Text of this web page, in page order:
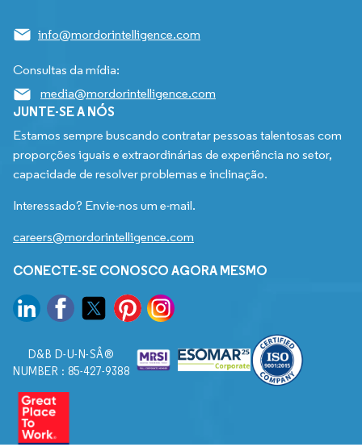
info@mordorintelligence.com
Consultas da mídia:
media@mordorintelligence.com
JUNTE-SE A NÓS
Estamos sempre buscando contratar pessoas talentosas com
proporções iguais e extraordinárias de experiência no setor,
capacidade de resolver problemas e inclinação.
Interessado? Envie-nos um e-mail.
careers@mordorintelligence.com
CONECTE-SE CONOSCO AGORA MESMO
D&B D-U-N-SÂ®
NUMBER : 85-427-9388